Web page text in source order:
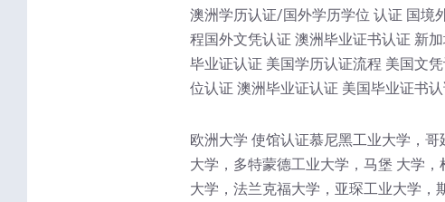
澳洲学历认证/国外学历学位 认证 国境
程国外文凭认证 澳洲毕业证书认证 新
毕业证认证 美国学历认证流程 美国文
位认证 澳洲毕业证认证 美国毕业证书
欧洲大学 使馆认证慕尼黑工业大学，
大学，多特蒙德工业大学，马堡 大学
大学，法兰克福大学，亚琛工业大学，